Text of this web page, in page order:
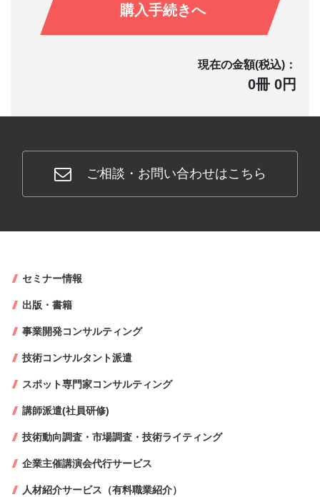
購入手続きへ
現在の金額(税込)：
0冊 0円
ご相談・お問い合わせはこちら
セミナー情報
出版・書籍
事業開発コンサルティング
技術コンサルタント派遣
スポット専門家コンサルティング
講師派遣(社員研修)
技術動向調査・市場調査・技術ライティング
企業主催講演会代行サービス
人材紹介サービス（有料職業紹介）